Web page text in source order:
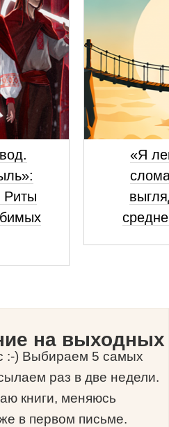
Риты
«Я
на выходных
:-) Выбираем 5 самых
раз в две недели.
книги, меняюсь
в первом письме.